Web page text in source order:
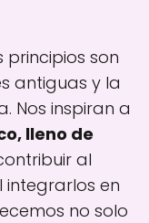
son
antiguas y la
Nos inspiran a
lleno de
al
integrarlos en
no solo